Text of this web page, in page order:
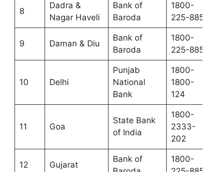
8
Dadra &
Nagar Haveli
Bank of
Baroda
1800-
225-885
9 Daman & Diu
Bank of
Baroda
1800-
225-885
10 Delhi
Punjab
National
Bank
1800-
1800-
124
11 Goa
State Bank
of India
1800-
2333-
202
12 Gujarat
Bank of
1800-